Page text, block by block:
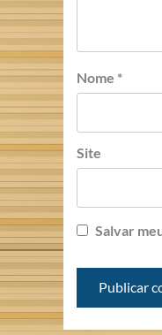
Nome *
Site
Salvar